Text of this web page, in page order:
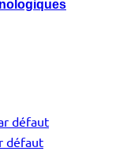
défaut
défaut